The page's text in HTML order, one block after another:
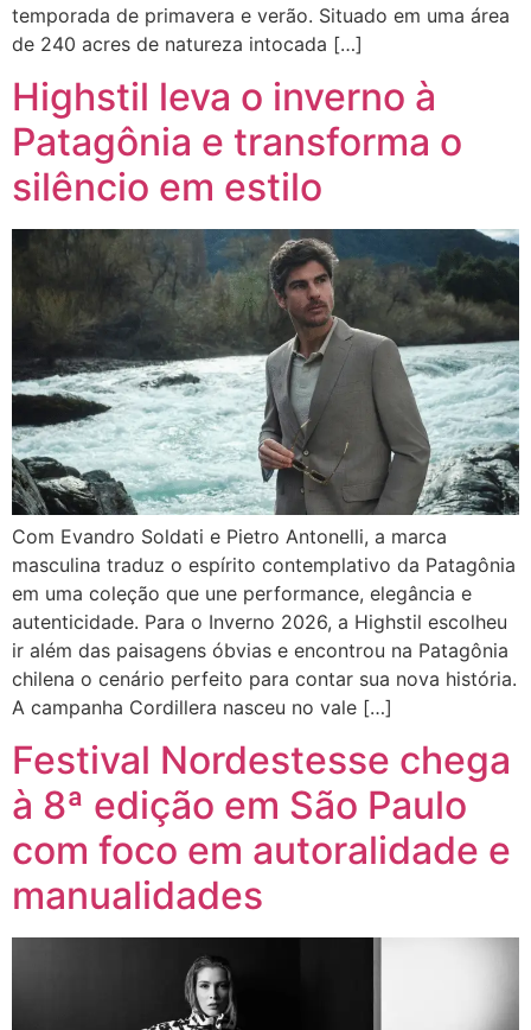
temporada de primavera e verão. Situado em uma área
de 240 acres de natureza intocada […]
Highstil leva o inverno à
Patagônia e transforma o
silêncio em estilo
Com Evandro Soldati e Pietro Antonelli, a marca
masculina traduz o espírito contemplativo da Patagônia
em uma coleção que une performance, elegância e
autenticidade. Para o Inverno 2026, a Highstil escolheu
ir além das paisagens óbvias e encontrou na Patagônia
chilena o cenário perfeito para contar sua nova história.
A campanha Cordillera nasceu no vale […]
Festival Nordestesse chega
à 8ª edição em São Paulo
com foco em autoralidade e
manualidades